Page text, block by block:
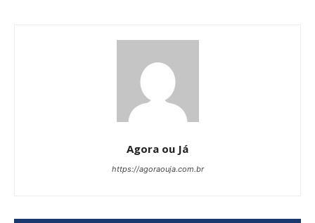
Agora ou Já
https://agoraouja.com.br